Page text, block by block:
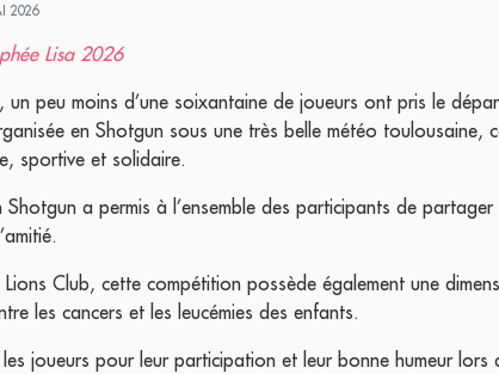
2026
Lisa 2026
un peu moins d’une soixantaine de joueurs ont pris le
en Shotgun sous une très belle météo
sportive et solidaire.
a permis à l’ensemble des participants de
Club, cette compétition possède également une
les cancers et les leucémies des enfants.
joueurs pour leur participation et leur bonne humeur lors